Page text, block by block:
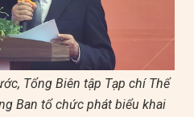
Tổng Biên tập Tạp chí Thể
Ban tổ chức phát biểu khai